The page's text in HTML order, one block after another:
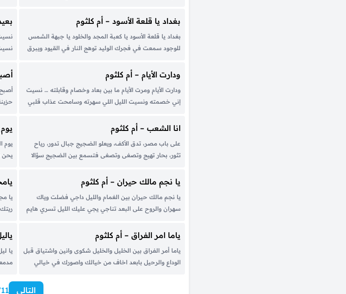
تضيء النار بين جوانحى إذا هى أذكتها الصبابة...
بغداد يا قلعة الأسود – أم كلثوم
بغداد يا قلعة الأسود يا كعبة المجد والخلود يا جبهة الشمس
للوجود سمعت في فجرك الوليد توهج النار في القيود ويبرق
زأرت في حالك الظلام وقمت مشدودة الزمام للنور للبعث
ودارت الأيام – أم كلثوم
ودارت الأيام ومرت الأيام ما بين بعاد وخصام وقابلته … نسيت
إني خصمته ونسيت الليل اللي سهرته وسامحت عذاب قلبي
بعد حبيبي أنا ليا مين أنا ليا مين إلا حبيبي قابلني...
وعن...
انا الشعب – أم كلثوم
على باب مصر، تدق الأكف، ويعلو الضجيج جبال تدور، رياح
تثور، بحار تهيج وتصغى وتصغى فتسمع بين الضجيج سؤالا
أين؟ ومن؟ وكيف إذاً؟ نعم كيف أصبح هذا الجلال بأقصى
مداه؟ حقيقة شعب ٍ غزاه...
يوم
يحن
يا نجم مالك حيران – أم كلثوم
يا نجم مالك حيران بين الغمام والليل داجي فضلت وياك
سهران والروح على البعد تناجي يجي عليك الليل تسري هايم
جبينك لعينيً جدد أمالي وهنى بالي وقلت يصفى لي زماني
يا
ياما امر الفراق – أم كلثوم
ياما أمر الفراق بين الخليل والخليل شكوى وانين واشتياق قبل
الوداع والرحيل بابعد اخاف من خيالك واصورك في خيالي
الدمع الغالي وتلوع القلب السالي والحب يظهر مقداره والقلب
يا
يا
التالي